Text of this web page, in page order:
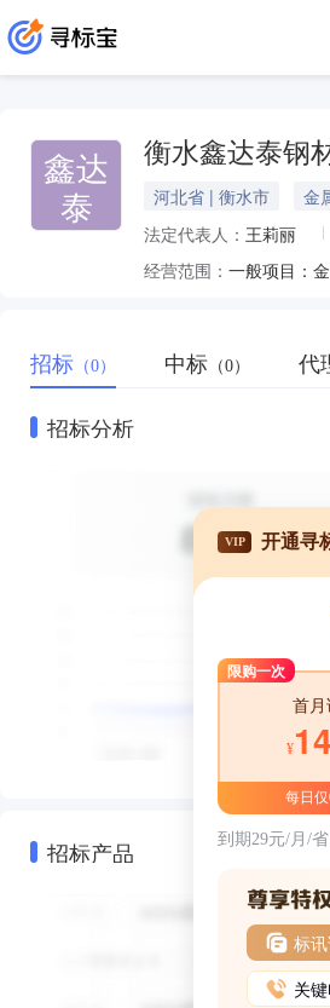
鑫达
泰
衡水鑫达泰钢
河北省 | 衡水市 金
法定代表人： 王莉丽
经营范围：
招标 （0） 中标 （0） 代
招标分析
招标产品
VIP 开通寻
限购一次
首月
¥
每日
到期29元/月/
标
关